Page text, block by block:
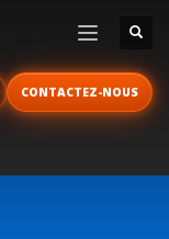
CONTACTEZ-NOUS